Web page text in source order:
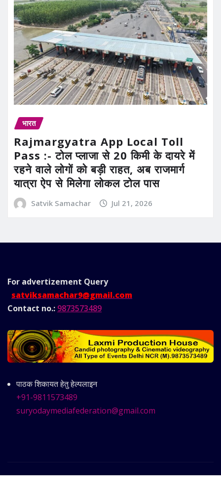
भारत
Rajmargyatra App Local Toll
Pass :- टोल प्लाजा से 20 किमी के दायरे में
रहने वाले लोगों को बड़ी राहत, अब राजमार्ग
यात्रा ऐप से मिलेगा लोकल टोल पास
Satvik Samachar Jul 21, 2026
For advertizement Query
satviksamachar9@gmail.com
Contact no.: 9873573489
पाठक शिकायत हेतु हेल्पलाइन
+91-9811573489
suryodaymediafederation@gmail.com